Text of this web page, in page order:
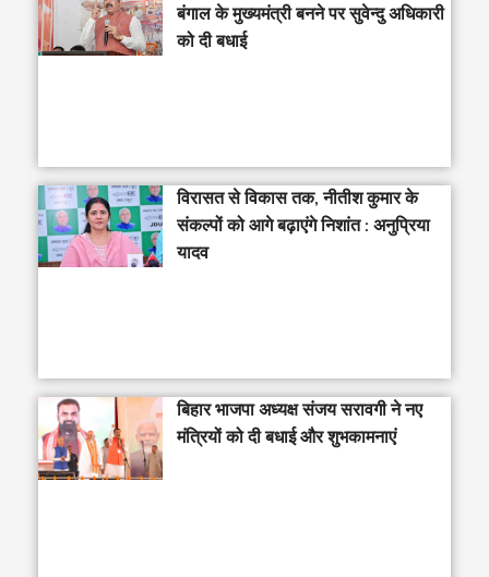
बंगाल के मुख्यमंत्री बनने पर सुवेन्दु अधिकारी
को दी बधाई
विरासत से विकास तक, नीतीश कुमार के
संकल्पों को आगे बढ़ाएंगे निशांत : अनुप्रिया
यादव
बिहार भाजपा अध्यक्ष संजय सरावगी ने नए
मंत्रियों को दी बधाई और शुभकामनाएं